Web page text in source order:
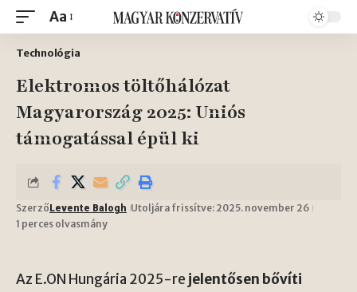
Aa
Technológia
Elektromos töltőhálózat
Magyarország 2025: Uniós
támogatással épül ki
Szerző Levente Balogh Utoljára frissítve: 2025. november 26
1 perces olvasmány
Az E.ON Hungária 2025-re jelentősen bővíti